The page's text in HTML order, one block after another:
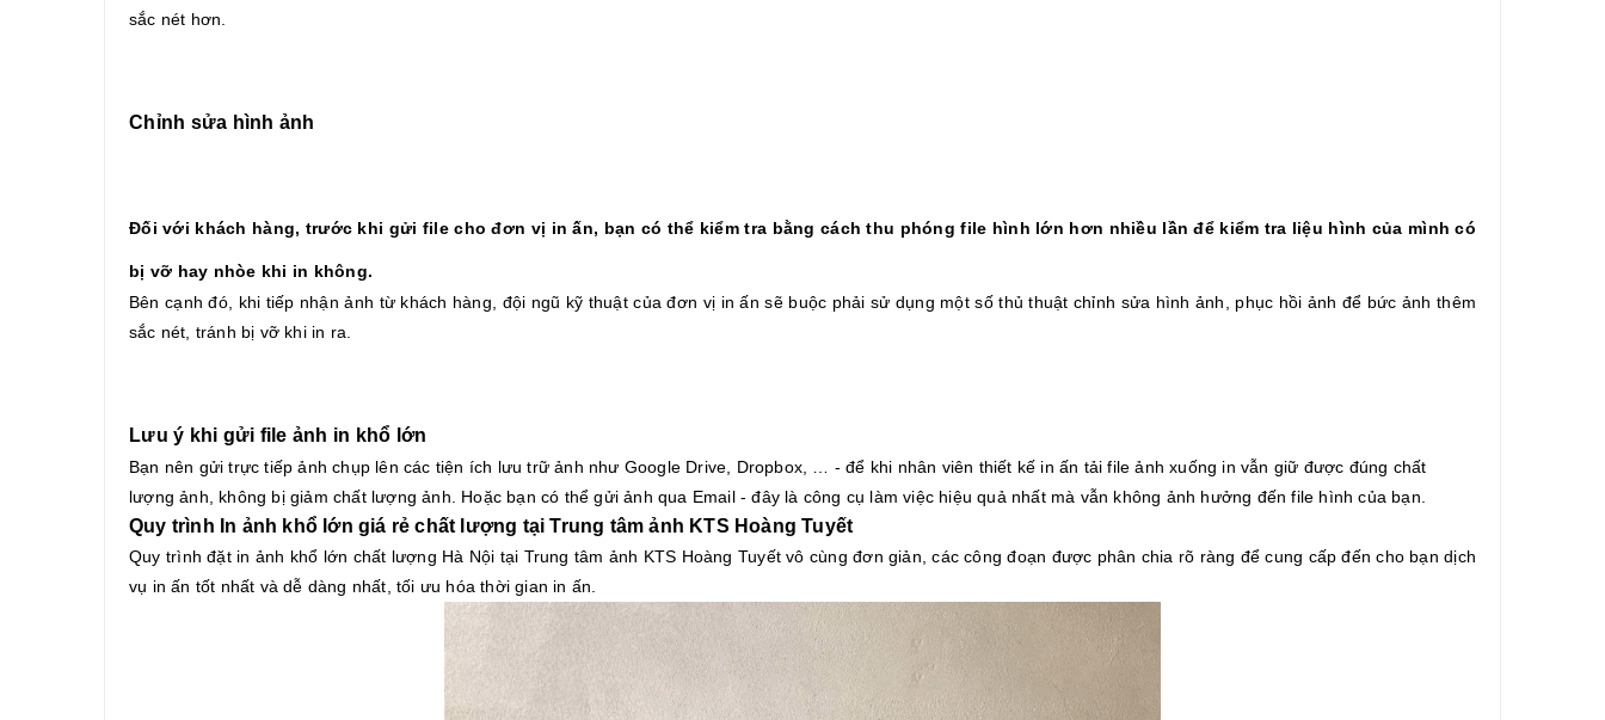
sắc nét hơn.
Chỉnh sửa hình ảnh
Đối với khách hàng, trước khi gửi file cho đơn vị in ấn, bạn có thể kiểm tra bằng cách thu phóng file hình lớn hơn nhiều lần để kiểm tra liệu hình của mình có
bị vỡ hay nhòe khi in không.
Bên cạnh đó, khi tiếp nhận ảnh từ khách hàng, đội ngũ kỹ thuật của đơn vị in ấn sẽ buộc phải sử dụng một số thủ thuật chỉnh sửa hình ảnh, phục hồi ảnh để bức ảnh thêm
sắc nét, tránh bị vỡ khi in ra.
Lưu ý khi gửi file ảnh in khổ lớn
Bạn nên gửi trực tiếp ảnh chụp lên các tiện ích lưu trữ ảnh như Google Drive, Dropbox, … - để khi nhân viên thiết kế in ấn tải file ảnh xuống in vẫn giữ được đúng chất
lượng ảnh, không bị giảm chất lượng ảnh. Hoặc bạn có thể gửi ảnh qua Email - đây là công cụ làm việc hiệu quả nhất mà vẫn không ảnh hưởng đến file hình của bạn.
Quy trình In ảnh khổ lớn giá rẻ chất lượng tại Trung tâm ảnh KTS Hoàng Tuyết
Quy trình đặt in ảnh khổ lớn chất lượng Hà Nội tại Trung tâm ảnh KTS Hoàng Tuyết vô cùng đơn giản, các công đoạn được phân chia rõ ràng để cung cấp đến cho bạn dịch
vụ in ấn tốt nhất và dễ dàng nhất, tối ưu hóa thời gian in ấn.